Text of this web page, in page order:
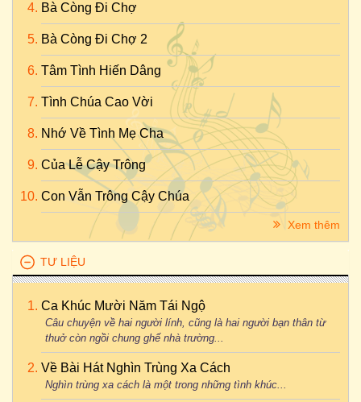
Bà Còng Đi Chợ
Bà Còng Đi Chợ 2
Tâm Tình Hiến Dâng
Tình Chúa Cao Vời
Nhớ Về Tình Mẹ Cha
Của Lễ Cậy Trông
Con Vẫn Trông Cậy Chúa
Xem thêm
TƯ LIỆU
Ca Khúc Mười Năm Tái Ngộ
Câu chuyện về hai người lính, cũng là hai người bạn thân từ
thuở còn ngồi chung ghế nhà trường...
Về Bài Hát Nghìn Trùng Xa Cách
Nghìn trùng xa cách là một trong những tình khúc...